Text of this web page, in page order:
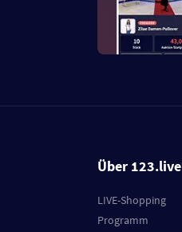
Über 123.live
LIVE-Shopping
Programm